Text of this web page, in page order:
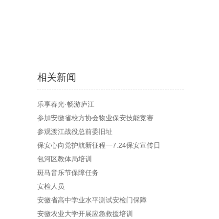
相关新闻
乐享春光·畅游庐江
参加安徽省校方协会物业保安技能竞赛
参观渡江战役总前委旧址
保安心向党护航新征程—7.24保安宣传日
包河区教体局培训
斑马音乐节保障任务
安检人员
安徽省高中学业水平测试安检门保障
安徽农业大学开展应急救援培训